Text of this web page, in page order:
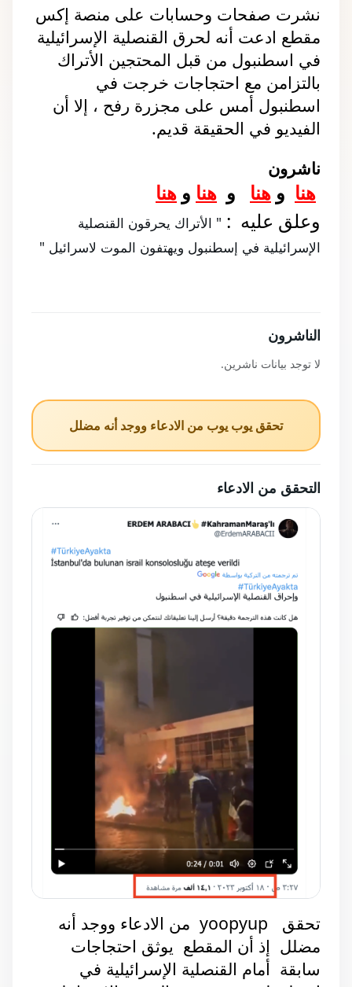
الفيديو في الحقيقة قديم.
ناشرون
هنا و هنا و هنا و هنا
وعلق عليه  :
الإسرائيلية في إسطنبول ويهتفون الموت لاسرائيل "
الناشرون
لا توجد بيانات ناشرين.
تحقق يوب يوب من الادعاء ووجد أنه مضلل
التحقق من الادعاء